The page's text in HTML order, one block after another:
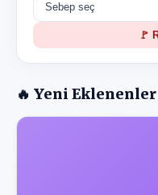
🚩
🔥 Yeni Eklenenler